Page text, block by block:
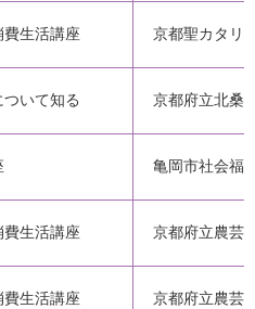
生活講座 京都聖カタリ
いて知る 京都府立北桑
亀岡市社会福
生活講座 京都府立農芸
生活講座 京都府立農芸